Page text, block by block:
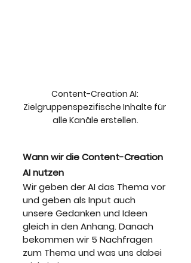
Content-Creation AI:
Zielgruppenspezifische Inhalte für
alle Kanäle erstellen.
Wann wir die Content-Creation
AI nutzen
Wir geben der AI das Thema vor
und geben als Input auch
unsere Gedanken und Ideen
gleich in den Anhang. Danach
bekommen wir 5 Nachfragen
zum Thema und was uns dabei